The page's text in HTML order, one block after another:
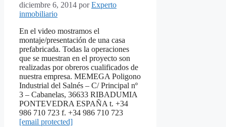
diciembre 6, 2014 porExperto
inmobiliario
En el video mostramos el
montaje/presentación de una casa
prefabricada. Todas la operaciones
que se muestran en el proyecto son
realizadas por obreros cualificados de
nuestra empresa. MEMEGA Poligono
Industrial del Salnés – C/ Principal nº
3 – Cabanelas, 36633 RIBADUMIA
PONTEVEDRA ESPAÑA t. +34
986 710 723 f. +34 986 710 723
[email protected]